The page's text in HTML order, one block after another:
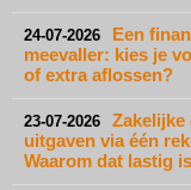
24-07-2026
Een
meevaller: kies je
of extra aflossen?
23-07-2026
Zakelijke
uitgaven via één
Waarom dat lastig is